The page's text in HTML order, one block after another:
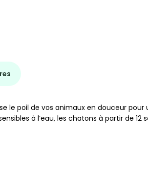
le poil de vos animaux en douceur
à l’eau, les chatons à partir de